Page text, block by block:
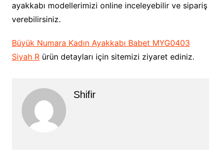
ayakkabı modellerimizi online inceleyebilir ve sipariş
verebilirsiniz.
Büyük Numara Kadın Ayakkabı Babet MYG0403
Siyah Rürün detayları için sitemizi ziyaret ediniz.
Shifir